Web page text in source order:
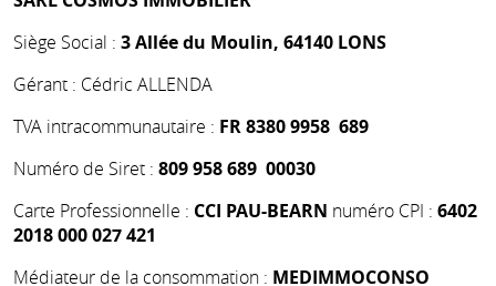
Siège Social : 3 Allée du Moulin, 64140 LONS
Gérant : Cédric ALLENDA
TVA intracommunautaire : FR 8380 9958 689
Numéro de Siret : 809 958 689 00030
Carte Professionnelle : CCI PAU-BEARN numéro CPI : 6402
2018 000 027 421
Médiateur de la consommation : MEDIMMOCONSO